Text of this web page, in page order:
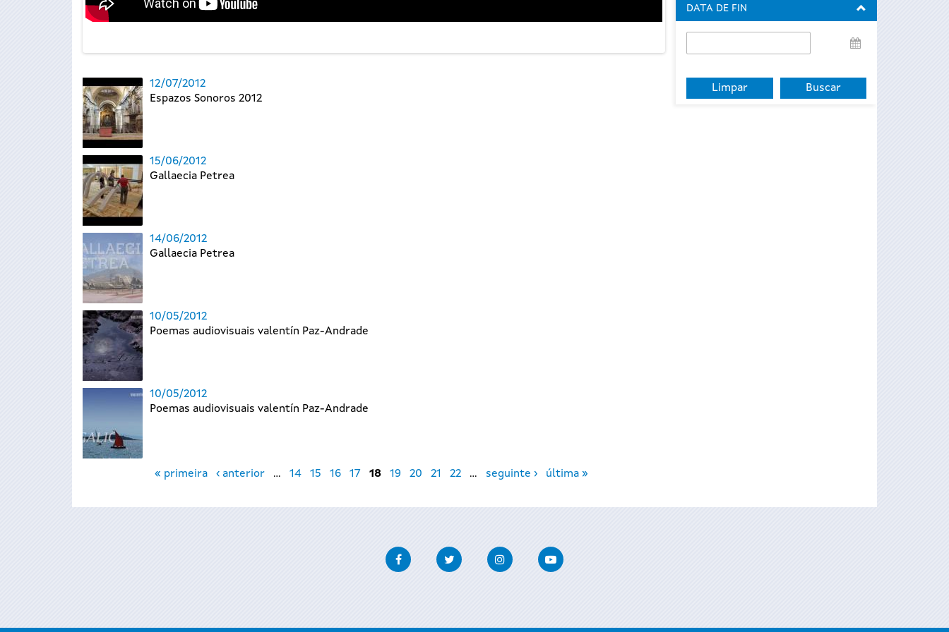
12/07/2012
Espazos Sonoros 2012
15/06/2012
Gallaecia Petrea
14/06/2012
Gallaecia Petrea
10/05/2012
Poemas audiovisuais valentín Paz-Andrade
10/05/2012
Poemas audiovisuais valentín Paz-Andrade
« primeira ‹ anterior … 14 15 16 17 18 19 20 21 22 … seguinte › última »
DATA DE FIN
de
FacebookTwitter InstagramYoutube